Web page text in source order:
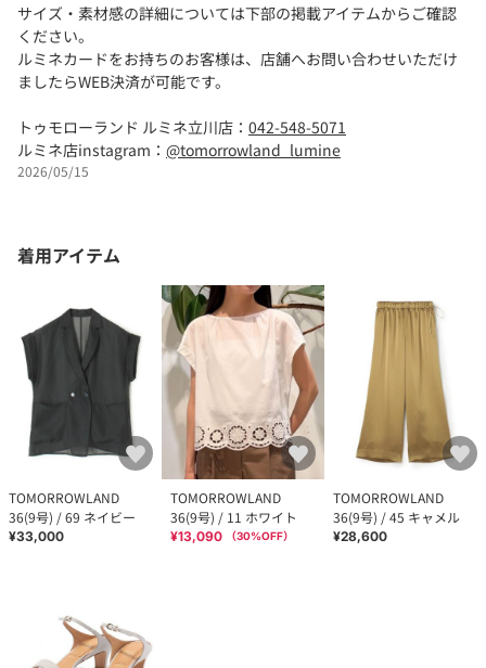
サイズ・素材感の詳細については下部の掲載アイテムからご確認
ください。
ルミネカードをお持ちのお客様は、店舗へお問い合わせいただけ
ましたらWEB決済が可能です。
トゥモローランド ルミネ立川店： 042-548-5071
ルミネ店instagram： @tomorrowland_lumine
2026/05/15
着用アイテム
TOMORROWLAND
36(9号) / 69 ネイビー
¥33,000
TOMORROWLAND
36(9号) / 11 ホワイト
¥13,090 （30%OFF）
TOMORROWLAND
36(9号) / 45 キャメル
¥28,600